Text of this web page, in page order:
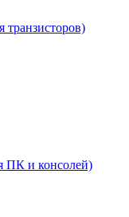
транзисторов)
ПК и консолей)